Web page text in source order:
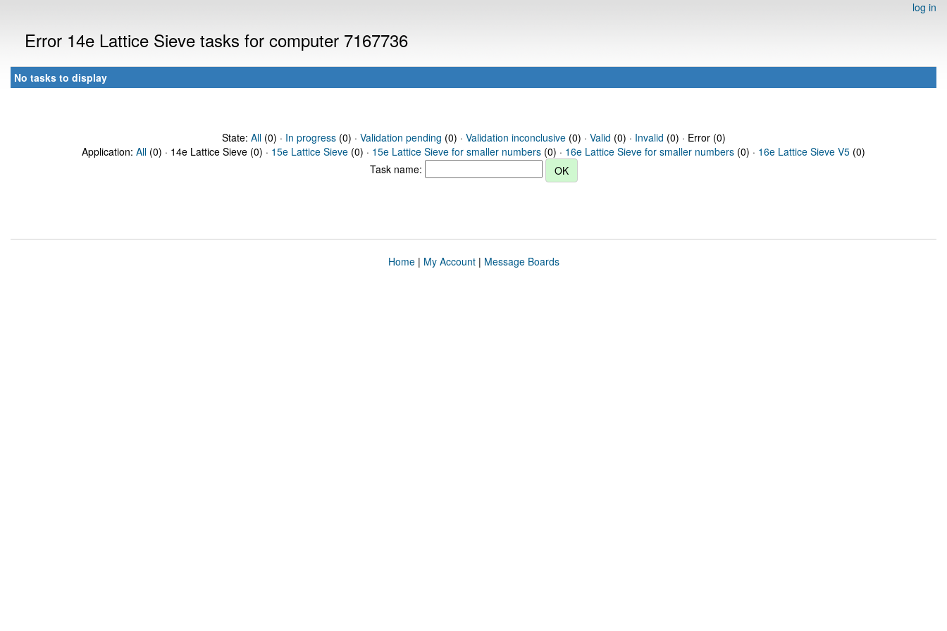
log in
Error 14e Lattice Sieve tasks for computer 7167736
No tasks to display
State: All(0) · In progress(0) · Validation pending (0) · Validation inconclusive(0) · Valid (0) · Invalid (0) · Error (0)
Application: All (0) · 14e Lattice Sieve (0) · 15e Lattice Sieve (0) · 15e Lattice Sieve for smaller numbers (0) · 16e Lattice Sieve for smaller numbers (0) · 16e Lattice Sieve V5 (0)
Task name:
Home| My Account| Message Boards